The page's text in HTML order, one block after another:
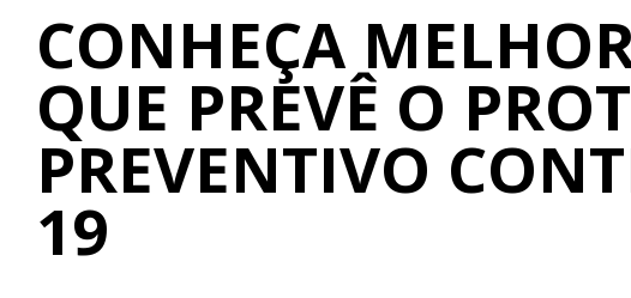
CONHEÇA
QUE PREVÊ O
PREVENTIVO
19